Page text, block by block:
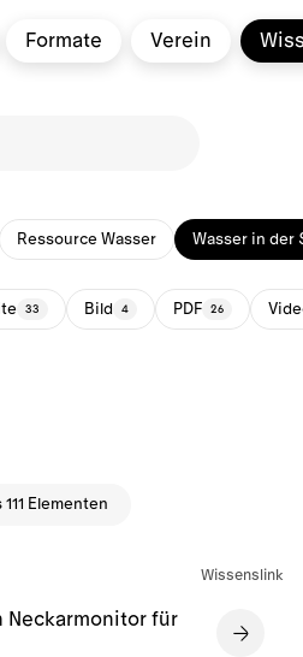
Formate Verein
Ressource Wasser Wasser in der
33 Bild 4 PDF 26
111 Elementen
Wissenslink
Neckarmonitor für